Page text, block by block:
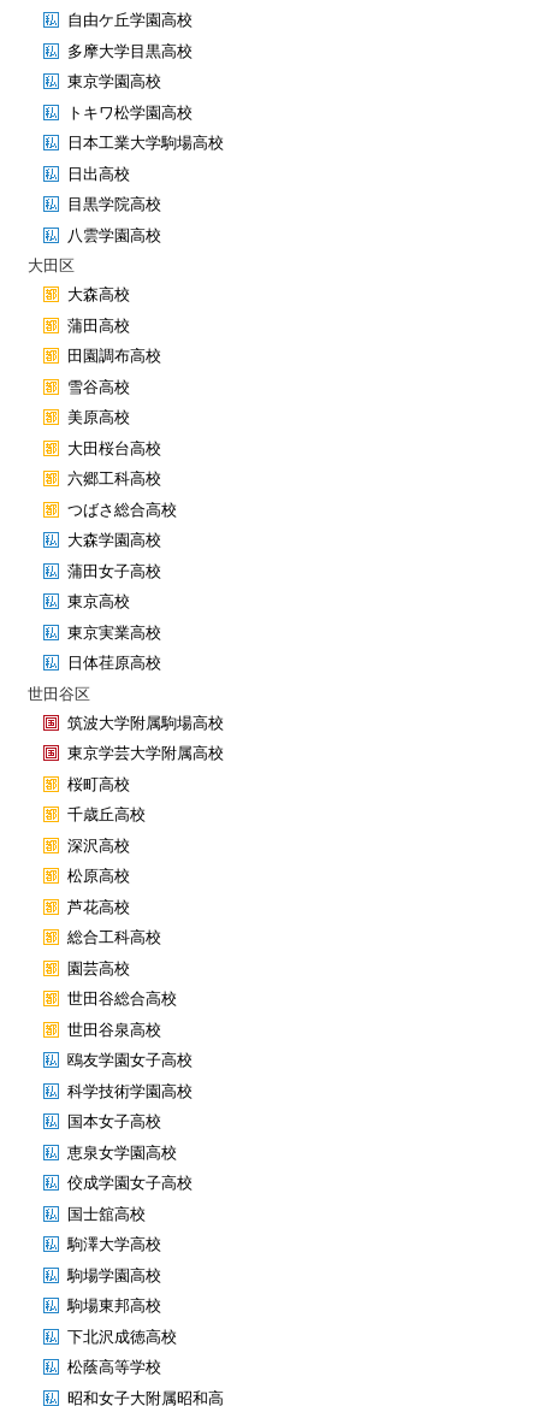
自由ケ丘学園高校
多摩大学目黒高校
東京学園高校
トキワ松学園高校
日本工業大学駒場高校
日出高校
目黒学院高校
八雲学園高校
大田区
大森高校
蒲田高校
田園調布高校
雪谷高校
美原高校
大田桜台高校
六郷工科高校
つばさ総合高校
大森学園高校
蒲田女子高校
東京高校
東京実業高校
日体荏原高校
世田谷区
筑波大学附属駒場高校
東京学芸大学附属高校
桜町高校
千歳丘高校
深沢高校
松原高校
芦花高校
総合工科高校
園芸高校
世田谷総合高校
世田谷泉高校
鴎友学園女子高校
科学技術学園高校
国本女子高校
恵泉女学園高校
佼成学園女子高校
国士舘高校
駒澤大学高校
駒場学園高校
駒場東邦高校
下北沢成徳高校
松蔭高等学校
昭和女子大附属昭和高